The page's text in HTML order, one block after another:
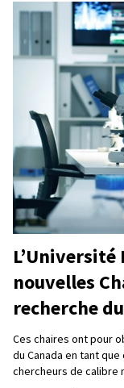
L’Université
nouvelles
recherche
Ces chaires ont pour
du Canada en tant
chercheurs de calibre